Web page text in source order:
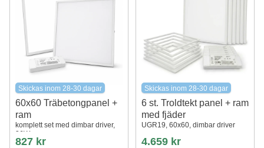
Skickas inom 28-30 dagar
60x60 Träbetongpanel +
ram
komplett set med dimbar driver,
36W
827 kr
Skickas inom 28-30 dagar
6 st. Troldtekt panel + ram
med fjäder
UGR19, 60x60, dimbar driver
4.659 kr